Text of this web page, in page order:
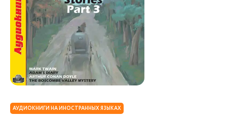
АУДИОКНИГИ НА ИНОСТРАННЫХ ЯЗЫКАХ